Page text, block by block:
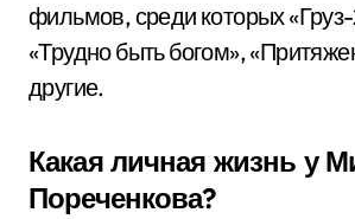
фильмов, среди которых «Груз-
«Трудно быть богом»,
другие.
Какая личная жизнь у
Пореченкова?